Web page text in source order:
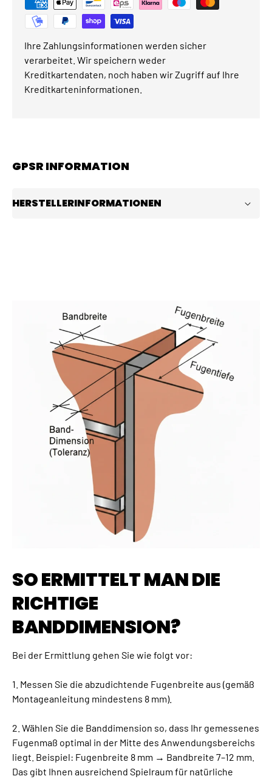
Ihre Zahlungsinformationen werden sicher
verarbeitet. Wir speichern weder
Kreditkartendaten, noch haben wir Zugriff auf Ihre
Kreditkarteninformationen.
GPSR INFORMATION
HERSTELLERINFORMATIONEN
SO ERMITTELT MAN DIE
RICHTIGE
BANDDIMENSION?
Bei der Ermittlung gehen Sie wie folgt vor:
1. Messen Sie die abzudichtende Fugenbreite aus (gemäß
Montageanleitung mindestens 8 mm).
2. Wählen Sie die Banddimension so, dass Ihr gemessenes
Fugenmaß optimal in der Mitte des Anwendungsbereichs
liegt. Beispiel: Fugenbreite 8 mm → Bandbreite 7–12 mm.
Das gibt Ihnen ausreichend Spielraum für natürliche